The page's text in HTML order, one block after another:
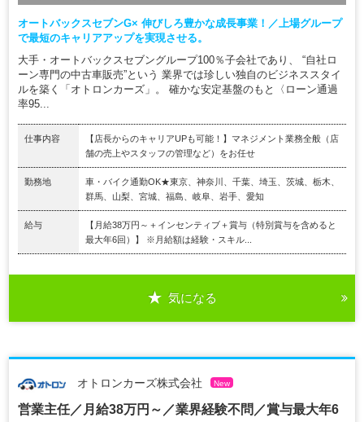
オートバックスセブンG× 伸びしろ豊かな成長事業！／上場グループ
で最短のキャリアアップを実現させる。
大手・オートバックスセブングループ100％子会社であり、 “自社ロ
ーン専門の中古車販売”という 業界では珍しい独自のビジネススタイ
ルを築く「オトロンカーズ」。 確かな安定基盤のもと〈ローン通過
率95...
仕事内容
【店長からのキャリアUPも可能！】マネジメント業務全般（店
舗の売上やスタッフの管理など）をお任せ
勤務地
車・バイク通勤OK★東京、神奈川、千葉、埼玉、茨城、栃木、
群馬、山梨、宮城、福島、岐阜、岩手、愛知
給与
【月給38万円～＋インセンティブ＋賞与（特別賞与を含めると
最大年6回）】 ※月給額は経験・スキル...
気になる
オトロンカーズ株式会社 New
営業主任／月給38万円～／業界経験不問／賞与最大年6